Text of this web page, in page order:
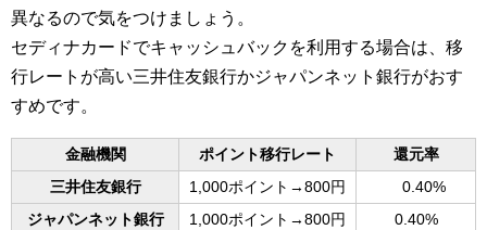
異なるので気をつけましょう。
セディナカードでキャッシュバックを利用する場合は、移
行レートが高い三井住友銀行かジャパンネット銀行がおす
すめです。
金融機関 ポイント移行レート
還元率
三井住友銀行
1,000ポイント→800円
0.40%
ジャパンネット銀行
1,000ポイント→800円
0.40%